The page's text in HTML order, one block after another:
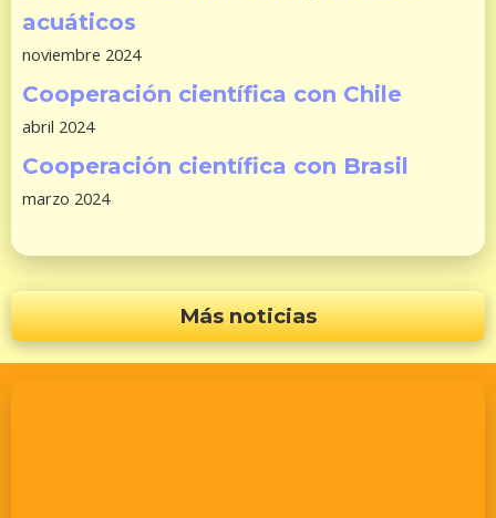
acuáticos
noviembre 2024
Cooperación científica con Chile
abril 2024
Cooperación científica con Brasil
marzo 2024
Más noticias